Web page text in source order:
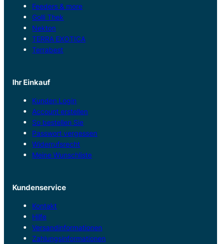
Feeders & more
Golli Thek
Nekton
TERRA EXOTICA
Terrabest
Ihr Einkauf
Kunden Login
Account erstellen
So bestellen Sie
Passwort vergessen
Widerrufsrecht
Meine Wunschliste
Kundenservice
Kontakt
Hilfe
Versandinformationen
Zahlungsinformationen